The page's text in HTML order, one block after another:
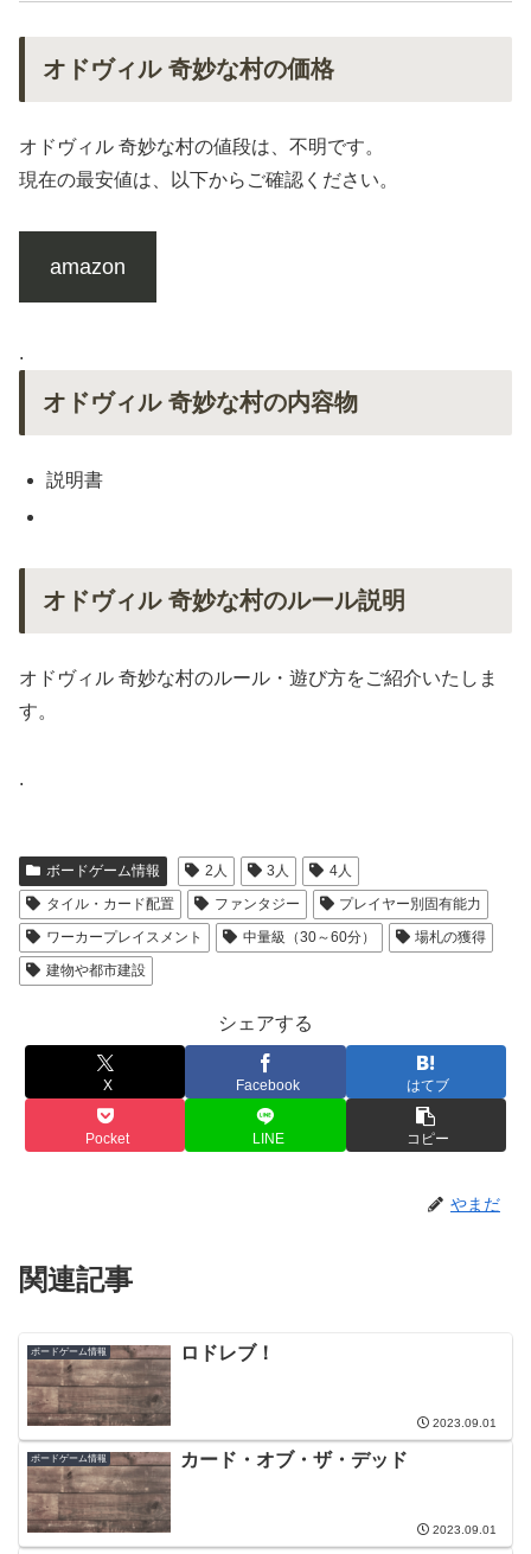
オドヴィル 奇妙な村の価格
オドヴィル 奇妙な村の値段は、不明です。
現在の最安値は、以下からご確認ください。
amazon
.
オドヴィル 奇妙な村の内容物
説明書
オドヴィル 奇妙な村のルール説明
オドヴィル 奇妙な村のルール・遊び方をご紹介いたしま
す。
.
ボードゲーム情報 2人 3人
4人
タイル・カード配置
ファンタジー
プレイヤー別固有能力
ワーカープレイスメント
中量級（30～60分）
場札の獲得
建物や都市建設
シェアする
X Facebook はてブ
Pocket LINE コピー
やまだ
関連記事
ボードゲーム情報 ロドレブ！
2023.09.01
ボードゲーム情報 カード・オブ・ザ・デッド
2023.09.01